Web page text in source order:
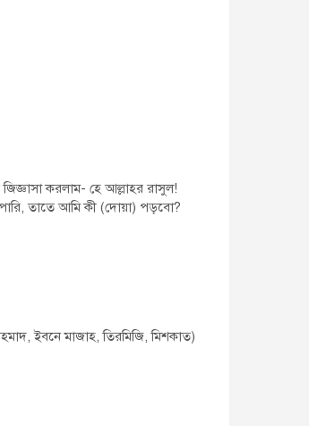
করলাম- হে আল্লাহর রাসুল!
তাতে আমি কী (দোয়া) পড়বো?
ইবনে মাজাহ, তিরমিজি, মিশকাত)